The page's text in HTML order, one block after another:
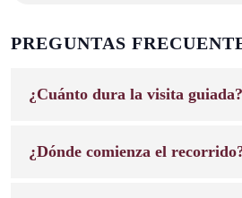
PREGUNTAS
¿Cuánto dura la visita guiada?
¿Dónde comienza el